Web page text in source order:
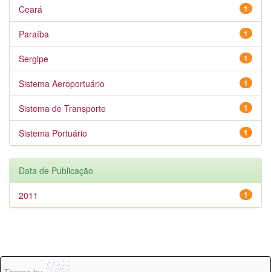
1
Ceará
1
Paraíba
1
Sergipe
1
Sistema Aeroportuário
1
Sistema de Transporte
1
Sistema Portuário
Data de Publicação
1
2011